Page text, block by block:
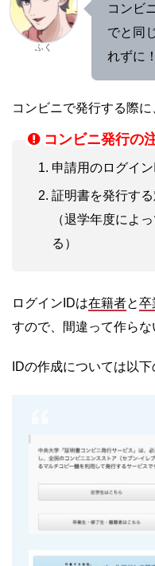
ふく
コンビ
でと同
れずに！
コンビニで発行する際に
コンビニ発行の
申請用のログイ
証明書を発行す
（退学年度によ
る）
ログインIDは在籍者と卒
すので、間違って作らな
IDの作成については以下